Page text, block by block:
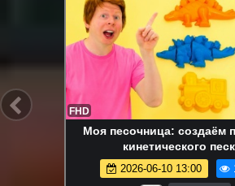
FHD
Моя песочница: создаём
кинетического
2026-06-10 13:00